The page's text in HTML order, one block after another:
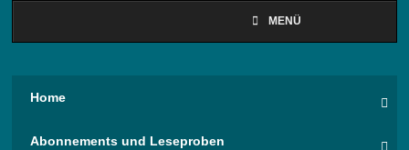
MENÜ
Home
Abonnements und Leseproben